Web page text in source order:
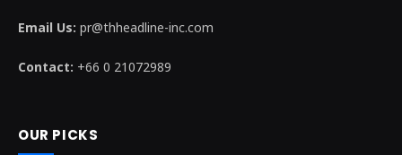
Email Us: pr@thheadline-inc.com
Contact: +66 0 21072989
OUR PICKS